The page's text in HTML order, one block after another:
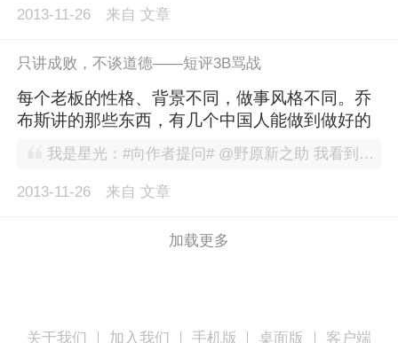
2013-11-26 来自 文章
只讲成败，不谈道德——短评3B骂战
每个老板的性格、背景不同，做事风格不同。乔
布斯讲的那些东西，有几个中国人能做到做好的
我是星光：#向作者提问# @野原新之助 我看到身边的人都是装了360浏览器然后就顺带用了它的首页，然后就顺带用了他默认的搜索（同理推广到搜狗浏览器和搜狗搜索），难道是我太片面了。
2013-11-26 来自 文章
加载更多
关于我们 加入我们 手机版 桌面版 客户端